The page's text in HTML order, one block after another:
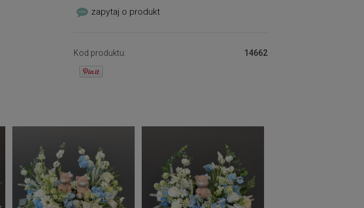
zapytaj o produkt
Kod produktu: 14662